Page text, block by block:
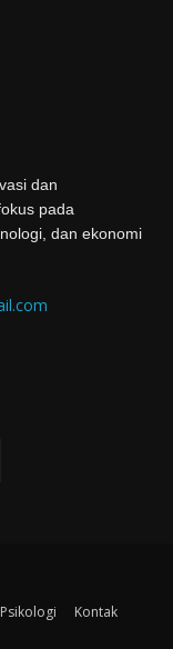
dan
pada
dan ekonomi
Kontak